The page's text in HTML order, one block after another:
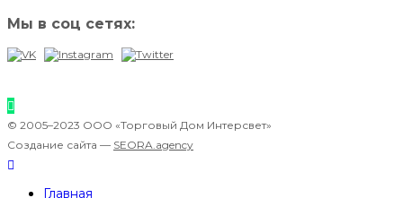
Мы в соц сетях:
© 2005–2023 ООО «Торговый Дом Интерсвет»
Создание сайта — SEORA.agency
Главная